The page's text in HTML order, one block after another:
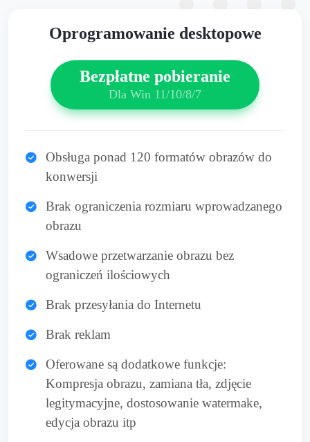
Oprogramowanie desktopowe
Bezpłatne pobieranie
Dla Win 11/10/8/7
Obsługa ponad 120 formatów obrazów do
konwersji
Brak ograniczenia rozmiaru wprowadzanego
obrazu
Wsadowe przetwarzanie obrazu bez
ograniczeń ilościowych
Brak przesyłania do Internetu
Brak reklam
Oferowane są dodatkowe funkcje:
Kompresja obrazu, zamiana tła, zdjęcie
legitymacyjne, dostosowanie watermake,
edycja obrazu itp